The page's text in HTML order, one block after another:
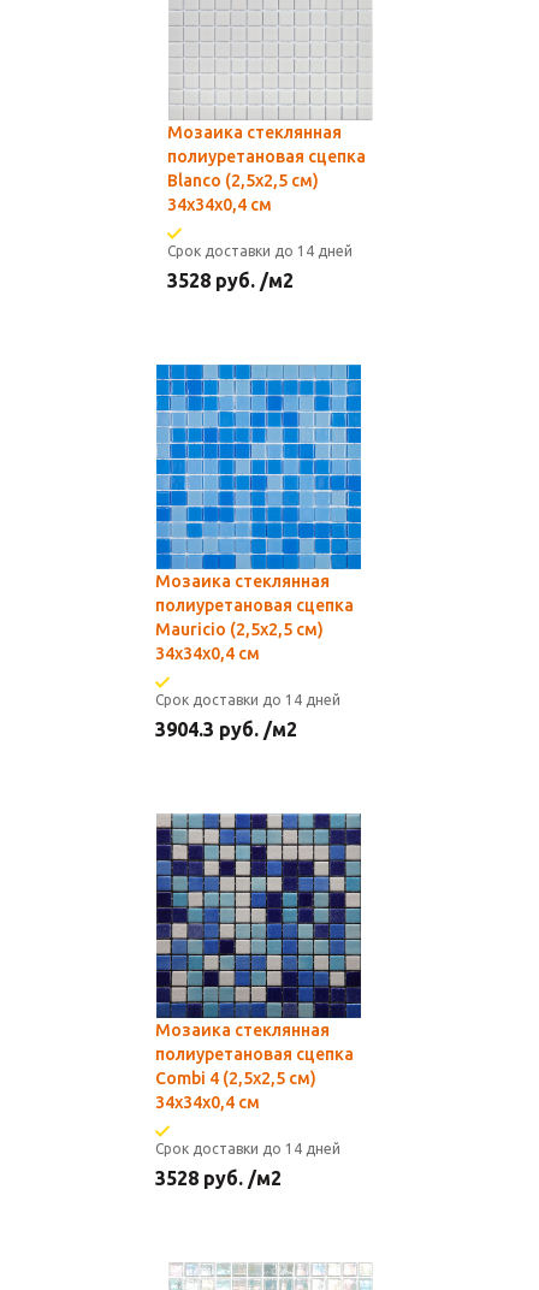
Мозаика стеклянная
полиуретановая сцепка
Blanco (2,5х2,5 см)
34х34x0,4 см
Срок доставки до 14 дней
3528 руб. /м2
Мозаика стеклянная
полиуретановая сцепка
Mauricio (2,5х2,5 см)
34х34x0,4 см
Срок доставки до 14 дней
3904.3 руб. /м2
Мозаика стеклянная
полиуретановая сцепка
Combi 4 (2,5х2,5 см)
34х34x0,4 см
Срок доставки до 14 дней
3528 руб. /м2